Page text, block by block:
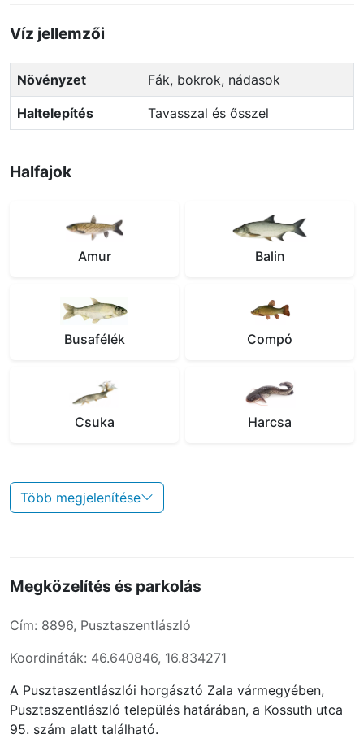
Víz jellemzői
Növényzet Fák, bokrok, nádasok
Haltelepítés Tavasszal és ősszel
Halfajok
Amur Balin
Busafélék Compó
Csuka Harcsa
Több megjelenítése
Megközelítés és parkolás
Cím: 8896, Pusztaszentlászló
Koordináták: 46.640846, 16.834271
A Pusztaszentlászlói horgásztó Zala vármegyében,
Pusztaszentlászló település határában, a Kossuth utca
95. szám alatt található.